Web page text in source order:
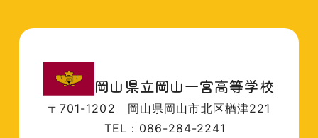
岡山県立岡山一宮高等学校
〒701-1202 岡山県岡山市北区楢津221
TEL：086-284-2241